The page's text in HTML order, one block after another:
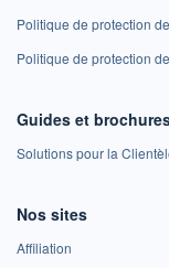
Politique de protection
Politique de protection
Guides et
Solutions pour la
Nos sites
Affiliation